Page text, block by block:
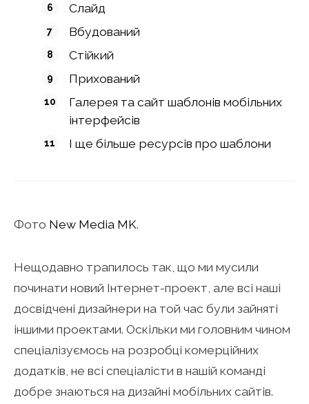
Слайд
Вбудований
Стійкий
Прихований
Галерея та сайт шаблонів мобільних
інтерфейсів
І ще більше ресурсів про шаблони
Фото New Media MK.
Нещодавно трапилось так, що ми мусили
починати новий Інтернет-проект, але всі наші
досвідчені дизайнери на той час були зайняті
іншими проектами. Оскільки ми головним чином
спеціалізуємось на розробці комерційних
додатків, не всі спеціалісти в нашій команді
добре знаються на дизайні мобільних сайтів.